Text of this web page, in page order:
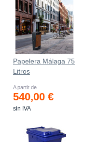
Papelera Málaga 75
Litros
A partir de
540,00 €
sin IVA